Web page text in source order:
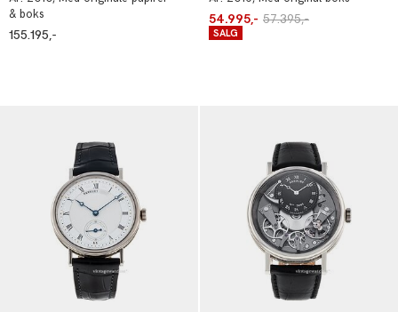
& boks
155.195,-
54.995,- 57.395,-
SALG